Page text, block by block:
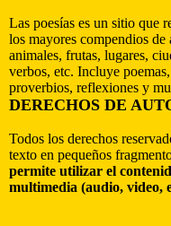
Las poesías es un sitio que
los mayores compendios
animales, frutas, lugares,
verbos, etc. Incluye
proverbios, reflexiones y
DERECHOS DE
Todos los derechos
texto en pequeños
permite utilizar el
multimedia (audio, video,